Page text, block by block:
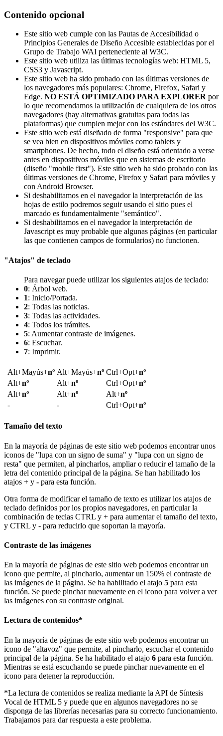
Contenido opcional
Este sitio web cumple con las Pautas de Accesibilidad o
Principios Generales de Diseño Accesible establecidas por el
Grupo de Trabajo WAI perteneciente al W3C.
Este sitio web utiliza las últimas tecnologías web: HTML 5,
CSS3 y Javascript.
Este sitio web ha sido probado con las últimas versiones de
los navegadores más populares: Chrome, Firefox, Safari y
Edge. NO ESTÁ OPTIMIZADO PARA EXPLORER por
lo que recomendamos la utilización de cualquiera de los otros
navegadores (hay alternativas gratuitas para todas las
plataformas) que cumplen mejor con los estándares del W3C.
Este sitio web está diseñado de forma "responsive" para que
se vea bien en dispositivos móviles como tablets y
smartphones. De hecho, todo el diseño está orientado a verse
antes en dispositivos móviles que en sistemas de escritorio
(diseño "mobile first"). Este sitio web ha sido probado con las
últimas versiones de Chrome, Firefox y Safari para móviles y
con Android Browser.
Si deshabilitamos en el navegador la interpretación de las
hojas de estilo podremos seguir usando el sitio pues el
marcado es fundamentalmente "semántico".
Si deshabilitamos en el navegador la interpretación de
Javascript es muy probable que algunas páginas (en particular
las que contienen campos de formularios) no funcionen.
"Atajos" de teclado
Para navegar puede utilizar los siguientes atajos de teclado:
0: Árbol web.
1: Inicio/Portada.
2: Todas las noticias.
3: Todas las actividades.
4: Todos los trámites.
5: Aumentar contraste de imágenes.
6: Escuchar.
7: Imprimir.
Alt+Mayús+nº Alt+Mayús+nº Ctrl+Opt+nº
Alt+nº Alt+nº Ctrl+Opt+nº
Alt+nº Alt+nº Alt+nº
-
- Ctrl+Opt+nº
Tamaño del texto
En la mayoría de páginas de este sitio web podemos encontrar unos
iconos de "lupa con un signo de suma" y "lupa con un signo de
resta" que permiten, al pincharlos, ampliar o reducir el tamaño de la
letra del contenido principal de la página. Se han habilitado los
atajos + y - para esta función.
Otra forma de modificar el tamaño de texto es utilizar los atajos de
teclado definidos por los propios navegadores, en particular la
combinación de teclas CTRL y + para aumentar el tamaño del texto,
y CTRL y - para reducirlo que soportan la mayoría.
Contraste de las imágenes
En la mayoría de páginas de este sitio web podemos encontrar un
icono que permite, al pincharlo, aumentar un 150% el contraste de
las imágenes de la página. Se ha habilitado el atajo 5 para esta
función. Se puede pinchar nuevamente en el icono para volver a ver
las imágenes con su contraste original.
Lectura de contenidos*
En la mayoría de páginas de este sitio web podemos encontrar un
icono de "altavoz" que permite, al pincharlo, escuchar el contenido
principal de la página. Se ha habilitado el atajo 6 para esta función.
Mientras se está escuchando se puede pinchar nuevamente en el
icono para detener la reproducción.
*La lectura de contenidos se realiza mediante la API de Síntesis
Vocal de HTML 5 y puede que en algunos navegadores no se
disponga de las librerías necesarias para su correcto funcionamiento.
Trabajamos para dar respuesta a este problema.